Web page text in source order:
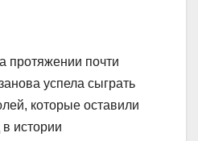
протяжении почти
успела сыграть
которые оставили
истории